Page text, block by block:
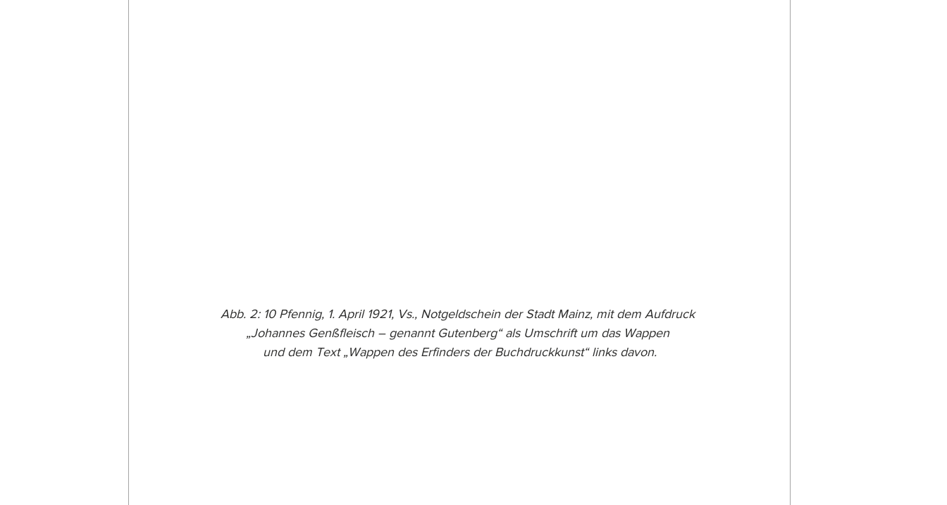
Abb. 2: 10 Pfennig, 1. April 1921, Vs., Notgeldschein der Stadt Mainz, mit dem Aufdruck
„Johannes Genßfleisch – genannt Gutenberg“ als Umschrift um das Wappen
und dem Text „Wappen des Erfinders der Buchdruckkunst“ links davon.